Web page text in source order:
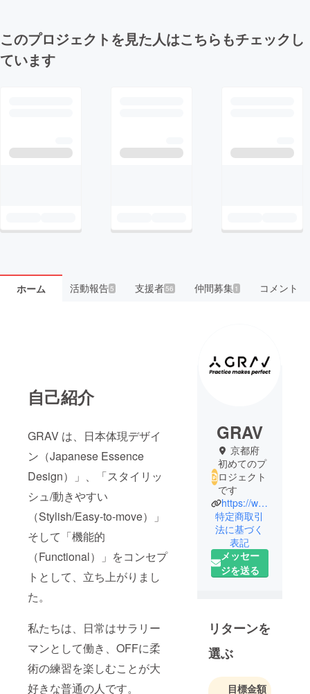
このプロジェクトを見た人はこちらもチェックし
ています
ホーム 活動報告5 支援者56 仲間募集 1 コメント
自己紹介
GRAV は、日本体現デザイ
ン（Japanese Essence
Design）」、「スタイリッ
シュ/動きやすい
（Stylish/Easy-to-move）」
そして「機能的
（Functional）」をコンセプ
トとして、立ち上がりまし
た。
私たちは、日常はサラリー
マンとして働き、OFFに柔
術の練習を楽しむことが大
好きな普通の人です。
GRAV
京都府
初めてのプ
ロジェクト
です
https://www.gravbjj.com/
特定商取引
法に基づく
表記
メッセー
ジを送る
リターンを
選ぶ
目標金額